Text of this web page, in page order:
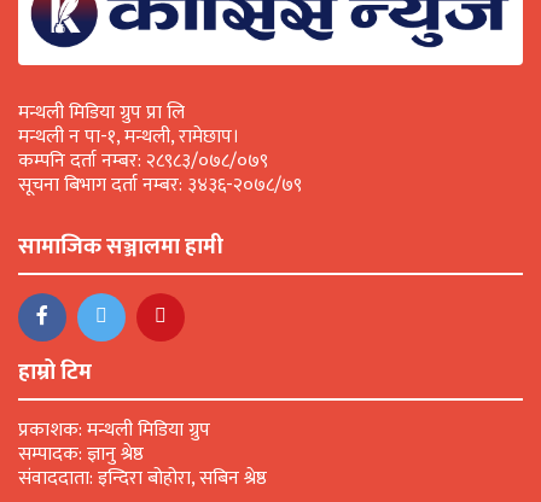
मन्थली मिडिया ग्रुप प्रा लि
मन्थली न पा-१, मन्थली, रामेछाप।
कम्पनि दर्ता नम्बर: २८९८३/०७८/०७९
सूचना बिभाग दर्ता नम्बर: ३४३६-२०७८/७९
सामाजिक सञ्जालमा हामी
हाम्रो टिम
प्रकाशक: मन्थली मिडिया ग्रुप
सम्पादक: ज्ञानु श्रेष्ठ
संवाददाता: इन्दिरा बोहोरा, सबिन श्रेष्ठ